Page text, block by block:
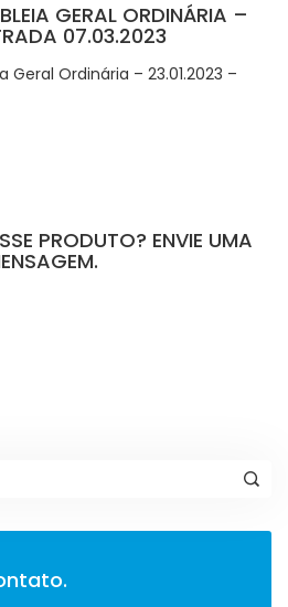
GERAL ORDINÁRIA –
07.03.2023
PRODUTO? ENVIE UMA